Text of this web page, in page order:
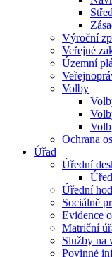
Výroční
Veřejné
Územní
Volby
Ochrana
Úřad
Úřední
Úřední
Sociálně
Evidence
Matriční
Služby na
Povinné